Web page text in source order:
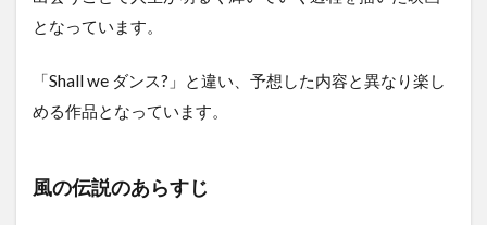
となっています。
「Shall we ダンス?」と違い、予想した内容と異なり楽し
める作品となっています。
風の伝説のあらすじ